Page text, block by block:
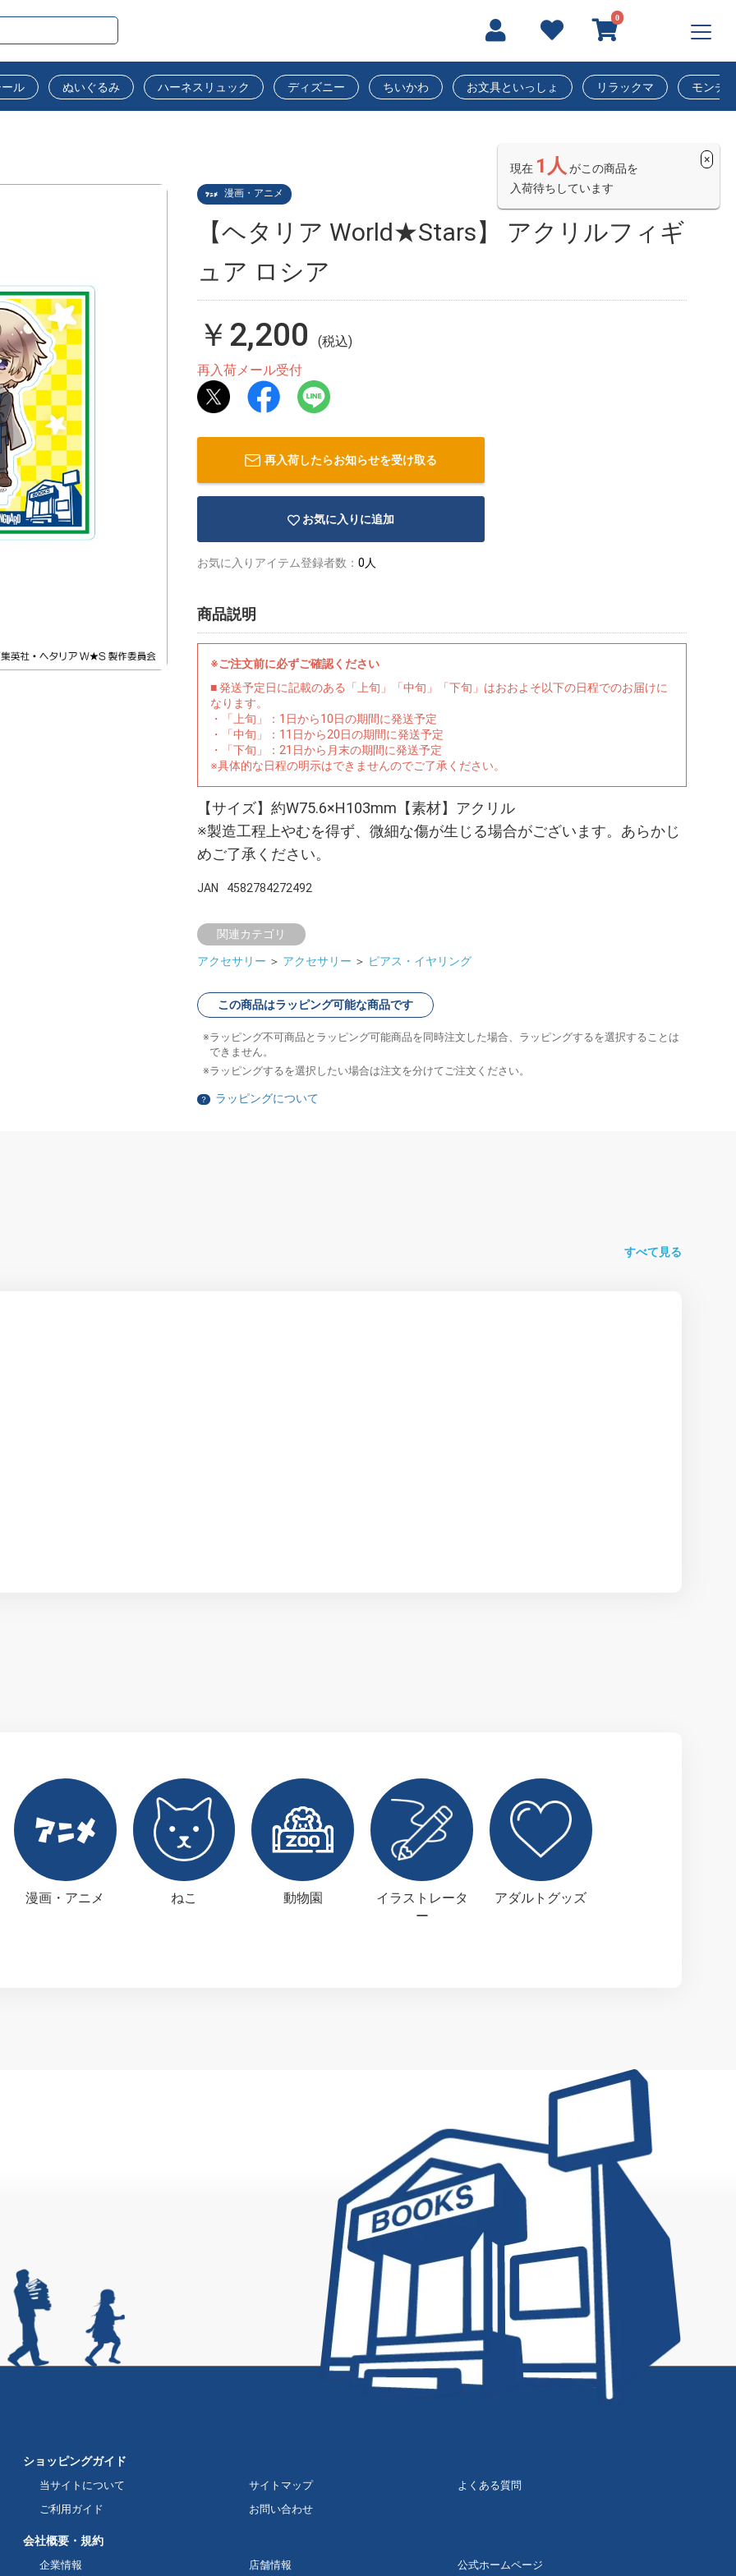
0
ル ぬいぐるみ ハーネスリュック ディズニー ちいかわ お文具といっしょ リラックマ モンチ
現在 1人 がこの商品を
入荷待ちしています
×
漫画・アニメ
【ヘタリア World★Stars】 アクリルフィギ
ュア ロシア
￥2,200
(税込)
再入荷メール受付
再入荷したらお知らせを受け取る
お気に入りに追加
お気に入りアイテム登録者数： 0人
商品説明
※ご注文前に必ずご確認ください
■ 発送予定日に記載のある「上旬」「中旬」「下旬」はおおよそ以下の日程でのお届けに
なります。
・「上旬」：1日から10日の期間に発送予定
・「中旬」：11日から20日の期間に発送予定
・「下旬」：21日から月末の期間に発送予定
※具体的な日程の明示はできませんのでご了承ください。
【サイズ】約W75.6×H103mm【素材】アクリル
※製造工程上やむを得ず、微細な傷が生じる場合がございます。あらかじ
めご了承ください。
JAN 4582784272492
関連カテゴリ
アクセサリー ＞ アクセサリー ＞ ピアス・イヤリング
この商品はラッピング可能な商品です
ラッピング不可商品とラッピング可能商品を同時注文した場合、ラッピングするを選択することは
できません。
ラッピングするを選択したい場合は注文を分けてご注文ください。
？ ラッピングについて
すべて見る
漫画・アニメ ねこ 動物園
イラストレータ
ー
アダルトグッズ
ショッピングガイド
当サイトについて サイトマップ
よくある質問
ご利用ガイド
お問い合わせ
会社概要・規約
企業情報 店舗情報 公式ホームページ